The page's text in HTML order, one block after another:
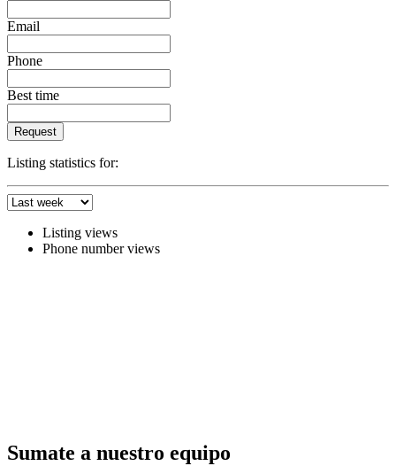
Email
Phone
Best time
Request
Listing statistics for:
Listing views
Phone number views
Sumate a nuestro equipo